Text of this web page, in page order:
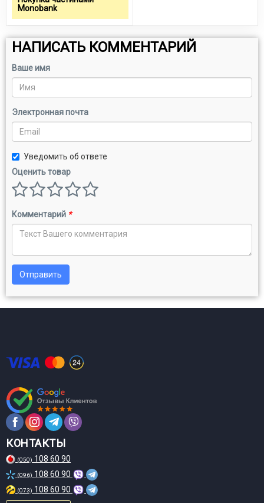
Monobank
НАПИСАТЬ КОММЕНТАРИЙ
Ваше имя
Электронная почта
Уведомить об ответе
Оценить товар
Комментарий *
Отправить
КОНТАКТЫ
(050) 108 60 90
(096) 108 60 90
(073) 108 60 90